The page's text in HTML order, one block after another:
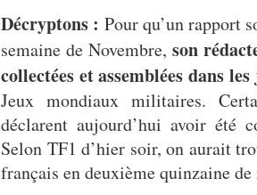
Décryptons : Pour qu’un rapport
semaine de Novembre, son
collectées et assemblées dans
Jeux mondiaux militaires.
déclarent aujourd’hui avoir été
Selon TF1 d’hier soir, on aurait
français en deuxième quinzaine de